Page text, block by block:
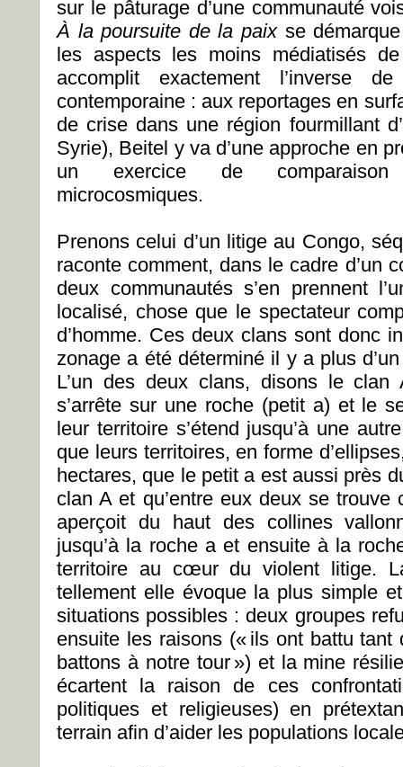
sur le pâturage d’une communauté
À la poursuite de la paix se
les aspects les moins médiatisés
accomplit exactement l’inverse
contemporaine : aux reportages en
de crise dans une région fourmillant
Syrie), Beitel y va d’une approche en
un exercice de comparaison
microcosmiques.
Prenons celui d’un litige au Congo,
raconte comment, dans le cadre d’un
deux communautés s’en prennent
localisé, chose que le spectateur
d’homme. Ces deux clans sont donc
zonage a été déterminé il y a plus
L’un des deux clans, disons le
s’arrête sur une roche (petit a) et le
leur territoire s’étend jusqu’à une
que leurs territoires, en forme
hectares, que le petit a est aussi près
clan A et qu’entre eux deux se trouve
aperçoit du haut des collines
jusqu’à la roche a et ensuite à la
territoire au cœur du violent litige.
tellement elle évoque la plus simple
situations possibles : deux groupes
ensuite les raisons (« ils ont battu
battons à notre tour ») et la mine
écartent la raison de ces
politiques et religieuses) en
terrain afin d’aider les populations